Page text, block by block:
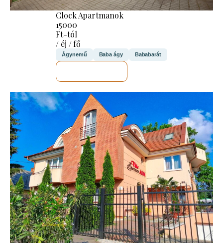
Clock Apartmanok
15000
Ft-tól
/ éj / fő
Ágynemű Baba ágy Bababarát